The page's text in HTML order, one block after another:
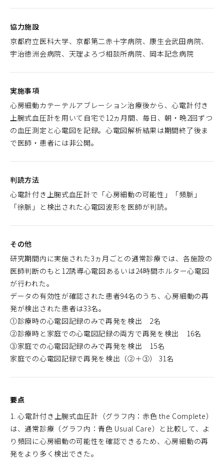
協力施設
京都府立医科大学、京都第二赤十字病院、康生会武田病院、
宇治徳洲会病院、天理よろづ相談所病院、岡本記念病院
実施事項
心房細動カテーテルアブレーション治療後から、心電計付き
上腕式血圧計を用いて自宅で12ヵ月間、毎日、朝・晩2回ずつ
の血圧測定と心電図を記録。心電図解析結果は期間終了後ま
で医師・患者には非公開。
判読方法
心電計付き上腕式血圧計で「心房細動の可能性」「頻脈」
「徐脈」と検出された心電図波形を医師が判読。
その他
研究期間内に実施された3ヵ月ごとの通常診療では、各施設の
医師判断のもと12誘導心電図あるいは24時間ホルター心電図
が行われた。
データの有効性が確認された患者94名のうち、心房細動の再
発が検出された患者は33名。
①診療時の心電図記録のみで再発を検出 2名
②診療時と家庭での心電図記録の両方で再発を検出 16名
③家庭での心電図記録のみで再発を検出 15名
家庭での心電図記録で再発を検出（②＋③） 31名
要点
1. 心電計付き上腕式血圧計（グラフ内：赤色 the Complete）
は、通常診療（グラフ内：青色 Usual Care）と比較して、よ
り頻回に心房細動の可能性を確認できるため、心房細動の再
発をより多く検出できた。